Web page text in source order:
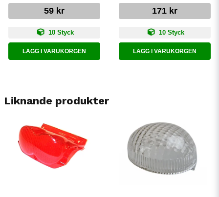
59 kr
10 Styck
LÄGG I VARUKORGEN
171 kr
10 Styck
LÄGG I VARUKORGEN
Liknande produkter